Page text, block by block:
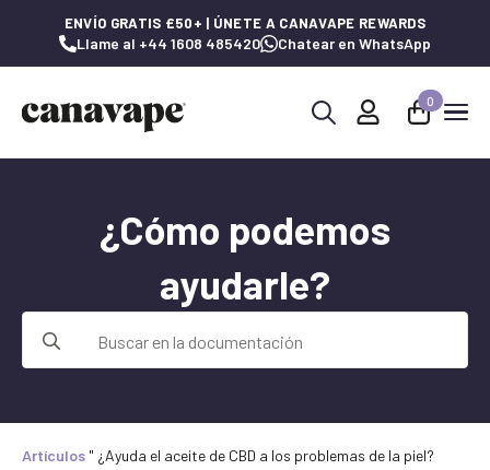
ENVÍO GRATIS £50+ | ÚNETE A CANAVAPE REWARDS
Llame al +44 1608 485420 Chatear en WhatsApp
0
¿Cómo podemos
ayudarle?
Artículos " ¿Ayuda el aceite de CBD a los problemas de la piel?